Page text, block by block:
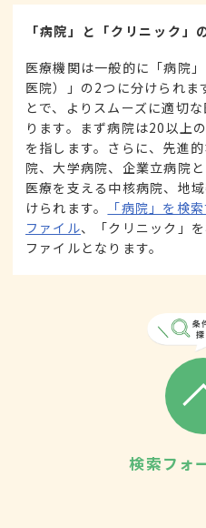
「病院」と「クリニック」
医療機関は一般的に「病院
医院）」の2つに分けられま
とで、よりスムーズに適切
ります。まず病院は20以上
を指します。さらに、先進
院、大学病院、企業立病院
医療を支える中核病院、地
けられます。
「病院」を検
ファイル、「クリニック」
ファイルとなります。
検索フォ